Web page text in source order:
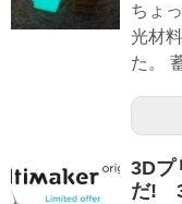
ちょ
光材
た。
3Dプ
だ!